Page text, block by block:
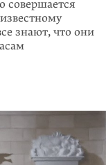
совершается
знают, что они